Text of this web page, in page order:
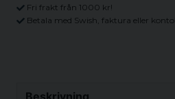
Fri frakt från 1000 kr!
Betala med Swish, faktura eller
Beskrivning